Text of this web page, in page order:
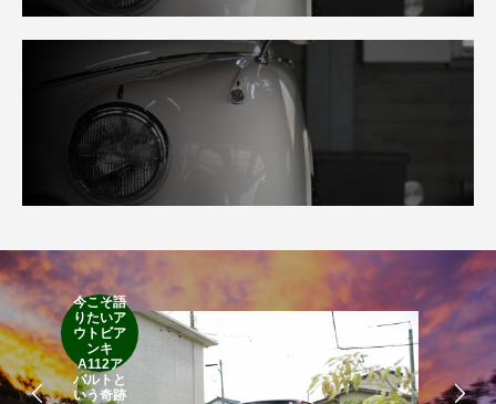
今こそ語
りたいア
ウトビア
ンキ
A112ア
バルトと
いう奇跡